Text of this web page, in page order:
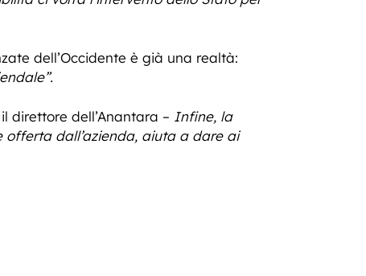
dell’Occidente è già una realtà:
direttore dell’Anantara – Infine, la
offerta dall’azienda, aiuta a dare ai